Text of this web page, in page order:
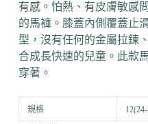
有感。怕熱、有皮膚敏感
的馬褲。膝蓋內側覆蓋止
型，沒有任何的金屬拉鍊
合成長快速的兒童。此款
穿著。
規格